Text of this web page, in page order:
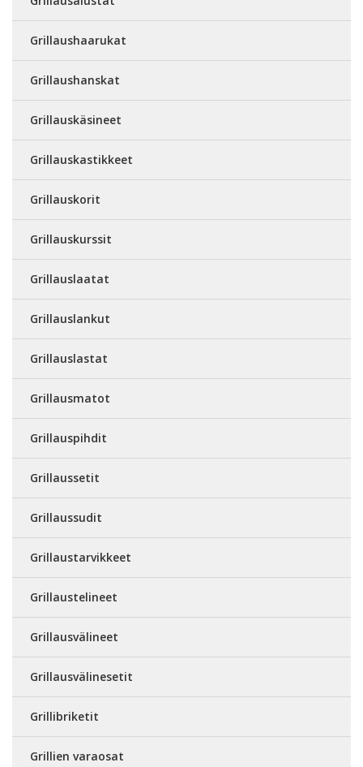
Grillaushaarukat
Grillaushanskat
Grillauskäsineet
Grillauskastikkeet
Grillauskorit
Grillauskurssit
Grillauslaatat
Grillauslankut
Grillauslastat
Grillausmatot
Grillauspihdit
Grillaussetit
Grillaussudit
Grillaustarvikkeet
Grillaustelineet
Grillausvälineet
Grillausvälinesetit
Grillibriketit
Grillien varaosat